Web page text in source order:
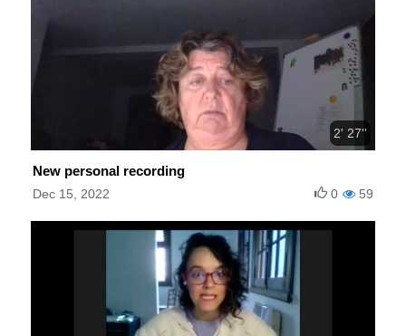
2' 27''
New personal recording
Dec 15, 2022 59
0